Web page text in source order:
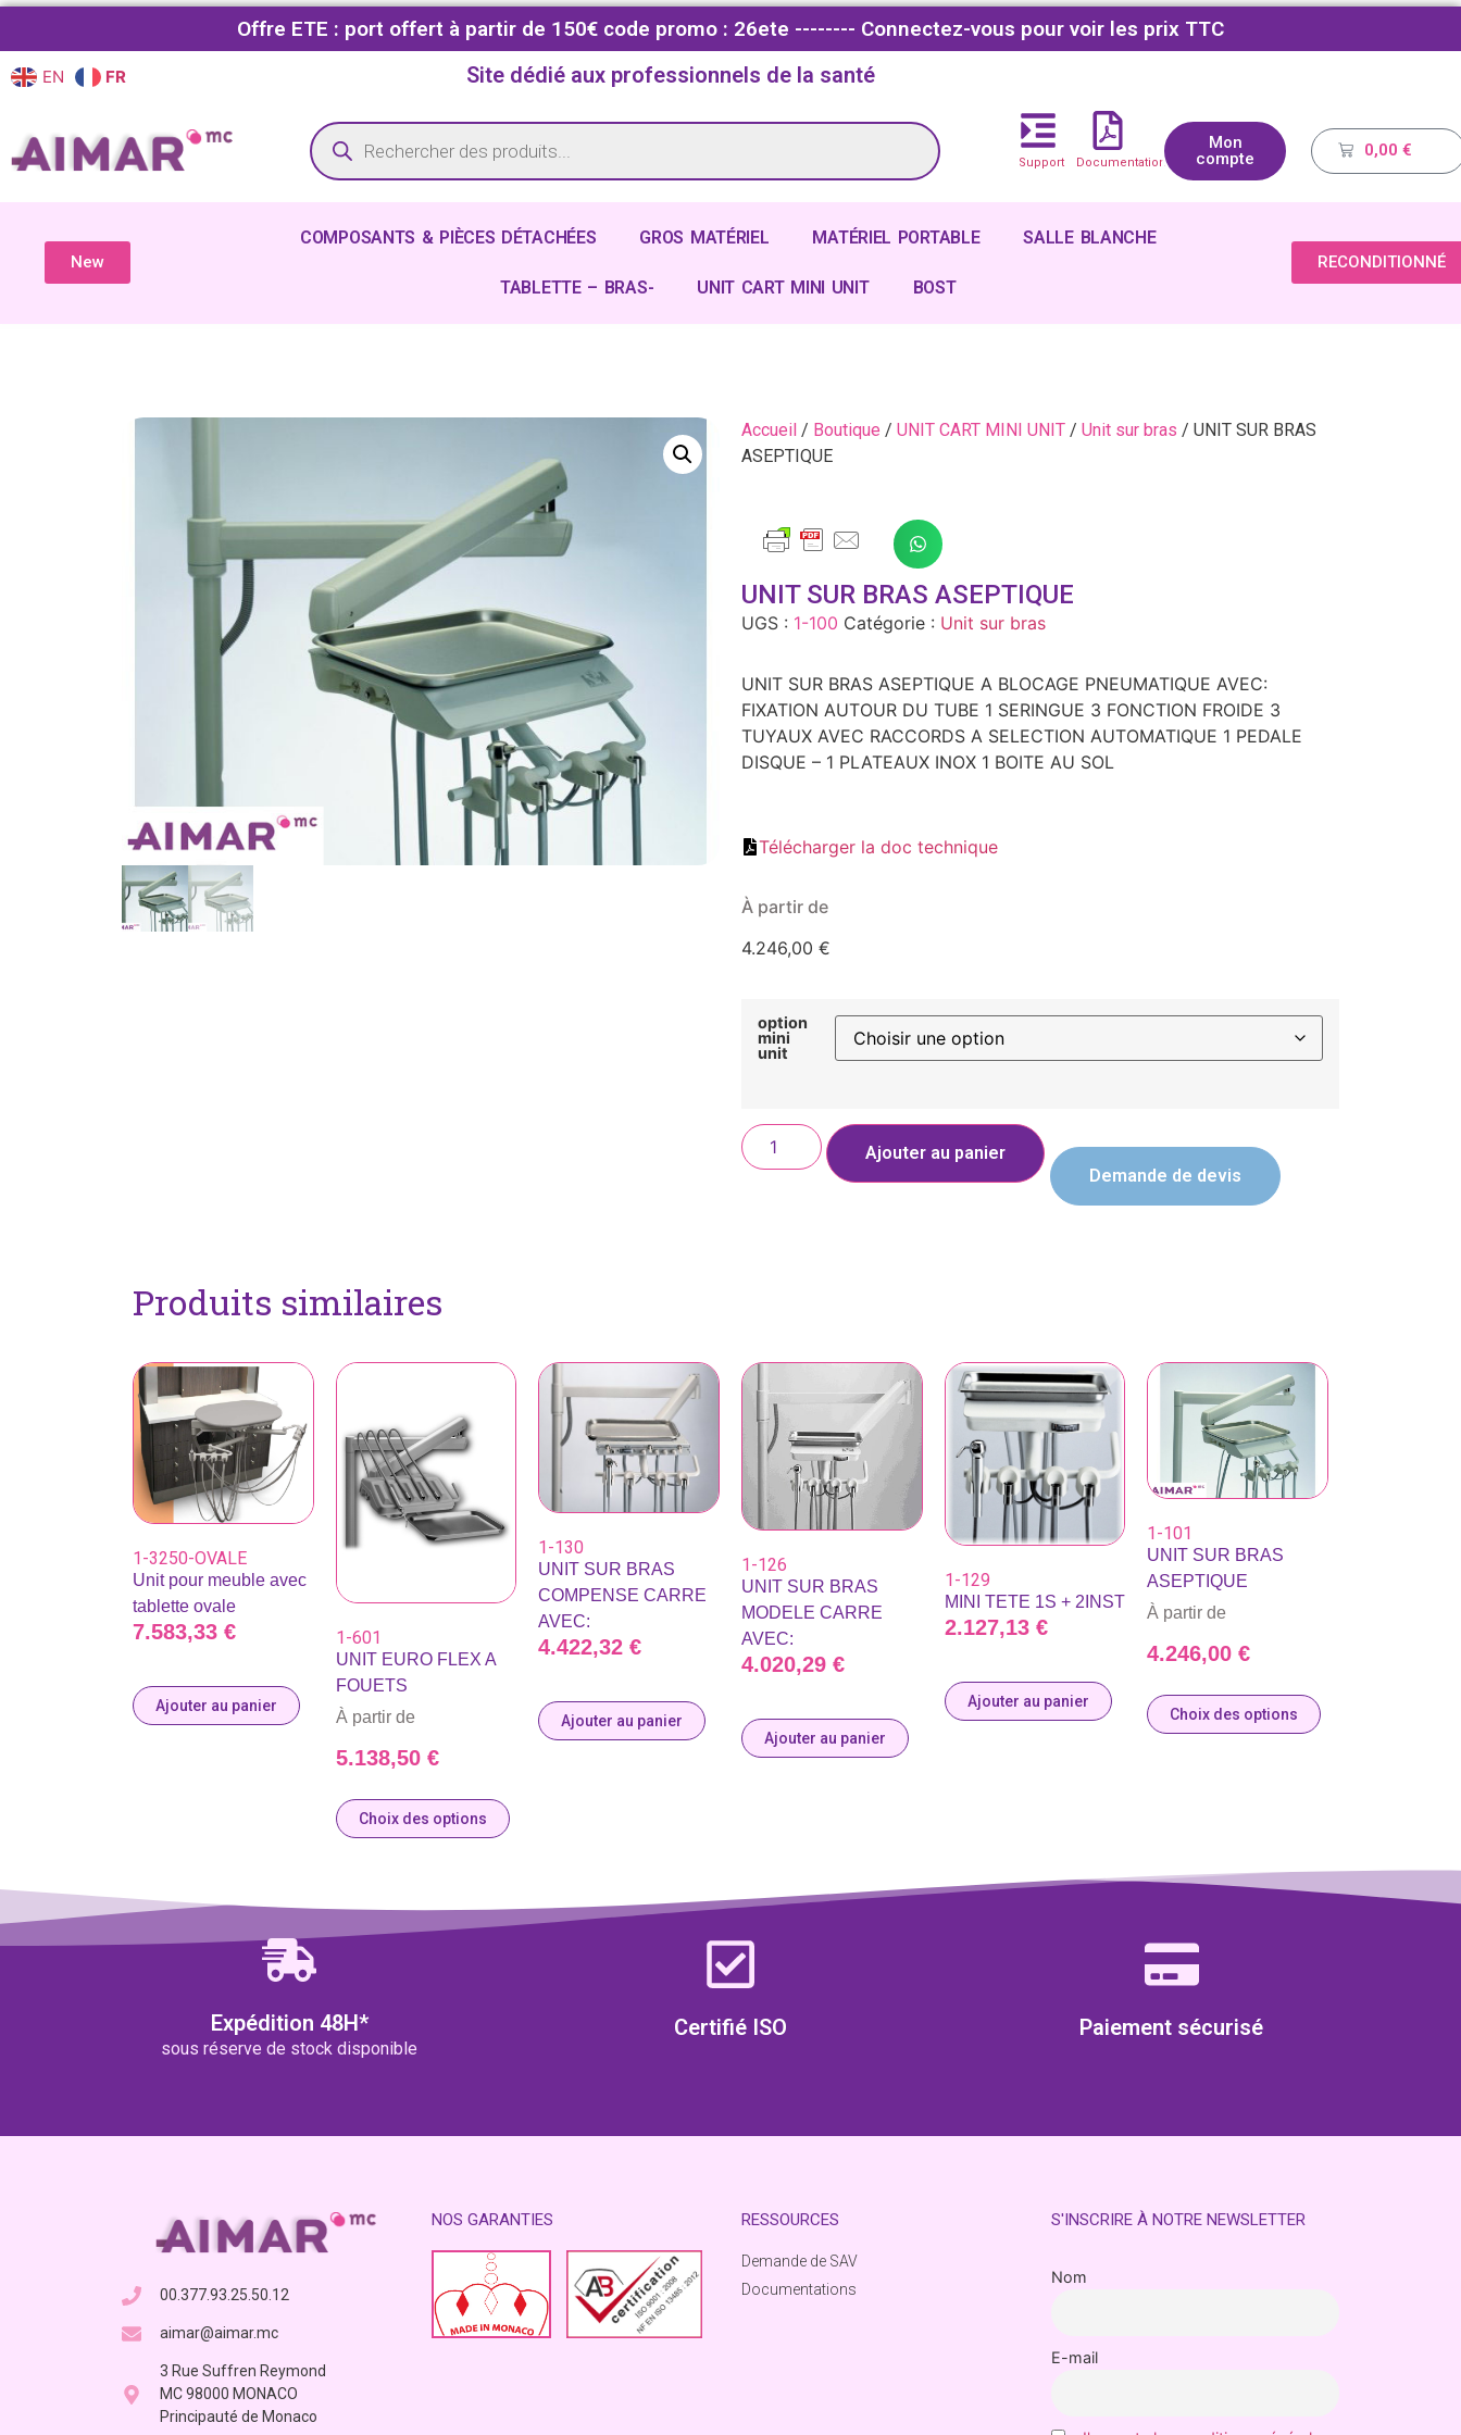
Offre ETE : port offert à partir de 150€ code promo : 26ete -------- Connectez-vous pour voir les prix TTC
EN FR Site dédié aux professionnels de la santé
Support Documentations
Mon
compte
0,00 €
New
COMPOSANTS & PIÈCES DÉTACHÉES GROS MATÉRIEL MATÉRIEL PORTABLE SALLE BLANCHE
TABLETTE – BRAS- UNIT CART MINI UNIT BOST
RECONDITIONNÉ
Accueil / Boutique / UNIT CART MINI UNIT / Unit sur bras / UNIT SUR BRAS
ASEPTIQUE
UNIT SUR BRAS ASEPTIQUE
UGS : 1-100 Catégorie : Unit sur bras
UNIT SUR BRAS ASEPTIQUE A BLOCAGE PNEUMATIQUE AVEC:
FIXATION AUTOUR DU TUBE 1 SERINGUE 3 FONCTION FROIDE 3
TUYAUX AVEC RACCORDS A SELECTION AUTOMATIQUE 1 PEDALE
DISQUE – 1 PLATEAUX INOX 1 BOITE AU SOL
Télécharger la doc technique
À partir de
4.246,00 €
option
mini
unit
Ajouter au panier
Demande de devis
Produits similaires
1-3250-OVALE
Unit pour meuble avec
tablette ovale
7.583,33 €
Ajouter au panier
1-601
UNIT EURO FLEX A
FOUETS
À partir de
5.138,50 €
Choix des options
1-130
UNIT SUR BRAS
COMPENSE CARRE
AVEC:
4.422,32€
Ajouter au panier
1-126
UNIT SUR BRAS
MODELE CARRE
AVEC:
4.020,29 €
Ajouter au panier
1-129
MINI TETE 1S + 2INST
2.127,13 €
Ajouter au panier
1-101
UNIT SUR BRAS
ASEPTIQUE
À partir de
4.246,00€
Choix des options
Expédition 48H*
sous réserve de stock disponible
Certifié ISO Paiement sécurisé
00.377.93.25.50.12
aimar@aimar.mc
3 Rue Suffren Reymond
MC 98000 MONACO
Principauté de Monaco
NOS GARANTIES RESSOURCES
Demande de SAV
Documentations
S'INSCRIRE À NOTRE NEWSLETTER
Nom
E-mail